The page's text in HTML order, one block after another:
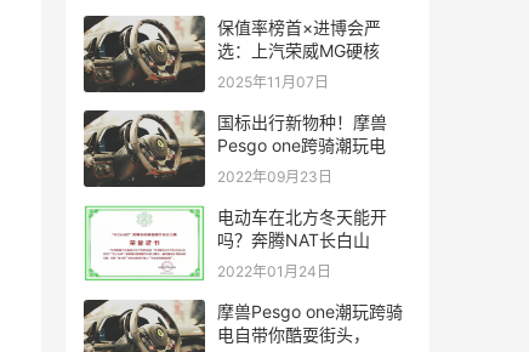
保值率榜首×进博会严
选：上汽荣威MG硬核
2025年11月07日
国标出行新物种！摩兽
Pesgo one跨骑潮玩电
2022年09月23日
电动车在北方冬天能开
吗？奔腾NAT长白山
2022年01月24日
摩兽Pesgo one潮玩跨骑
电自带你酷耍街头，